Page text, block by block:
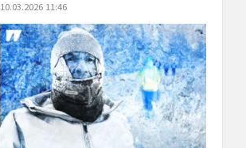
10.03.2026 11:46